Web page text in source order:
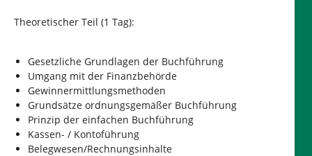
Theoretischer Teil (1 Tag):
Gesetzliche Grundlagen der Buchführung
Umgang mit der Finanzbehörde
Gewinnermittlungsmethoden
Grundsätze ordnungsgemäßer Buchführung
Prinzip der einfachen Buchführung
Kassen- / Kontoführung
Belegwesen/Rechnungsinhalte